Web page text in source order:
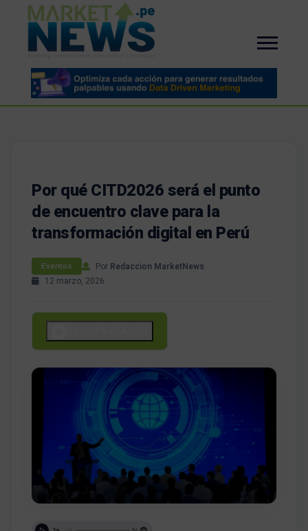
Por qué CITD2026 será el punto
de encuentro clave para la
transformación digital en Perú
Eventos Por Redaccion MarketNews
12 marzo, 2026